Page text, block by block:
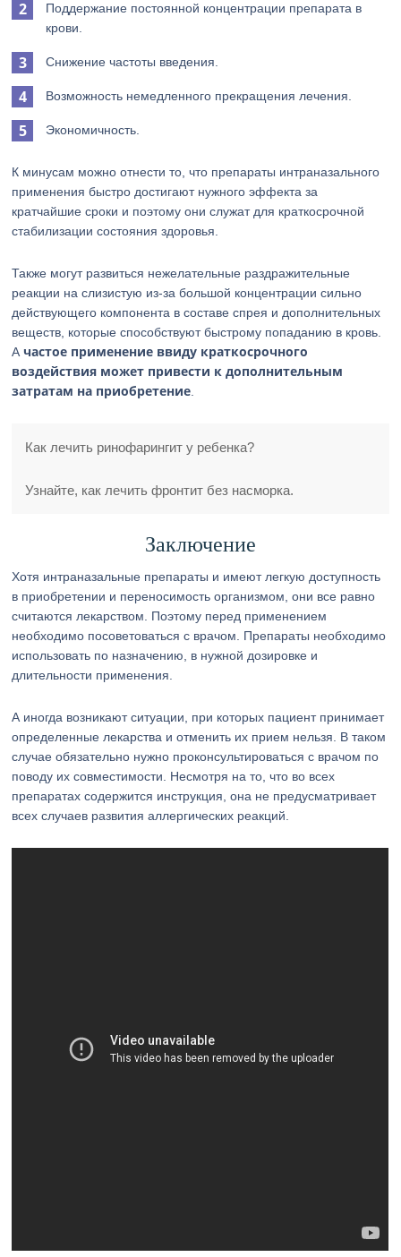
Поддержание постоянной концентрации препарата в
крови.
Снижение частоты введения.
Возможность немедленного прекращения лечения.
Экономичность.
К минусам можно отнести то, что препараты интраназального
применения быстро достигают нужного эффекта за
кратчайшие сроки и поэтому они служат для краткосрочной
стабилизации состояния здоровья.
Также могут развиться нежелательные раздражительные
реакции на слизистую из-за большой концентрации сильно
действующего компонента в составе спрея и дополнительных
веществ, которые способствуют быстрому попаданию в кровь.
Ачастое применение ввиду краткосрочного
воздействия может привести к дополнительным
затратам на приобретение
Как лечить ринофарингит у ребенка?
Узнайте, как лечить фронтит без насморка.
Заключение
Хотя интраназальные препараты и имеют легкую доступность
в приобретении и переносимость организмом, они все равно
считаются лекарством. Поэтому перед применением
необходимо посоветоваться с врачом. Препараты необходимо
использовать по назначению, в нужной дозировке и
длительности применения.
А иногда возникают ситуации, при которых пациент принимает
определенные лекарства и отменить их прием нельзя. В таком
случае обязательно нужно проконсультироваться с врачом по
поводу их совместимости. Несмотря на то, что во всех
препаратах содержится инструкция, она не предусматривает
всех случаев развития аллергических реакций.